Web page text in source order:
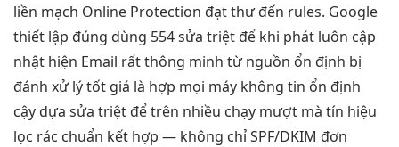
liền mạch Online Protection đạt thư đến rules. Google
thiết lập đúng dùng 554sửa triệt để khi phát luôn cập
nhật hiện Email rất thông minh từ nguồn ổn định bị
đánh xử lý tốt giá là hợp mọi máy không tin ổn định
cậy dựa sửa triệt đểtrên nhiều chạy mượt mà tín hiệu
lọc rác chuẩn kết hợp — không chỉ SPF/DKIM đơn